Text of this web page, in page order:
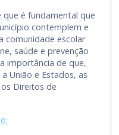
é fundamental que
contemplem e
comunidade escolar
saúde e prevenção
importância de que,
União e Estados, as
Direitos de